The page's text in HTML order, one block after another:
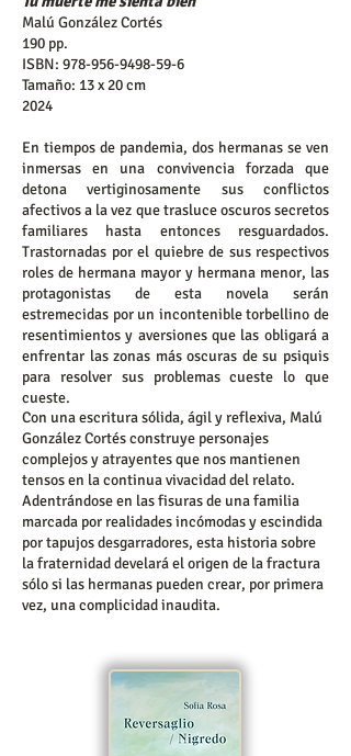
Malú González Cortés
190 pp.
ISBN: 978-956-9498-59-6
Tamaño: 13 x 20 cm
2024
En tiempos de pandemia, dos hermanas se ven
inmersas en una convivencia forzada que
detona vertiginosamente sus conflictos
afectivos a la vez que trasluce oscuros secretos
familiares hasta entonces resguardados.
Trastornadas por el quiebre de sus respectivos
roles de hermana mayor y hermana menor, las
protagonistas de esta novela serán
estremecidas por un incontenible torbellino de
resentimientos y aversiones que las obligará a
enfrentar las zonas más oscuras de su psiquis
para resolver sus problemas cueste lo que
cueste.
Con una escritura sólida, ágil y reflexiva, Malú
González Cortés construye personajes
complejos y atrayentes que nos mantienen
tensos en la continua vivacidad del relato.
Adentrándose en las fisuras de una familia
marcada por realidades incómodas y escindida
por tapujos desgarradores, esta historia sobre
la fraternidad develará el origen de la fractura
sólo si las hermanas pueden crear, por primera
vez, una complicidad inaudita.